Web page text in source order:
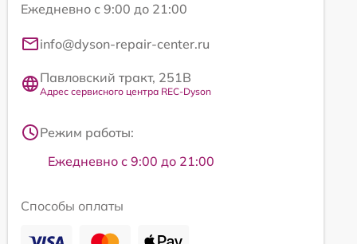
Ежедневно с 9:00 до 21:00
info@dyson-repair-center.ru
Павловский тракт, 251В
Адрес сервисного центра REC-Dyson
Режим работы:
Ежедневно с 9:00 до 21:00
Способы оплаты